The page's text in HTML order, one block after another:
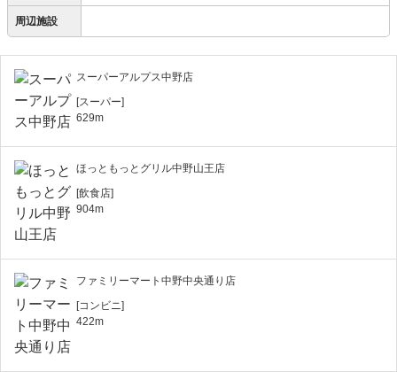
周辺施設
スーパーアルプス中野店
[スーパー]
629m
ほっともっとグリル中野山王店
[飲食店]
904m
ファミリーマート中野中央通り店
[コンビニ]
422m